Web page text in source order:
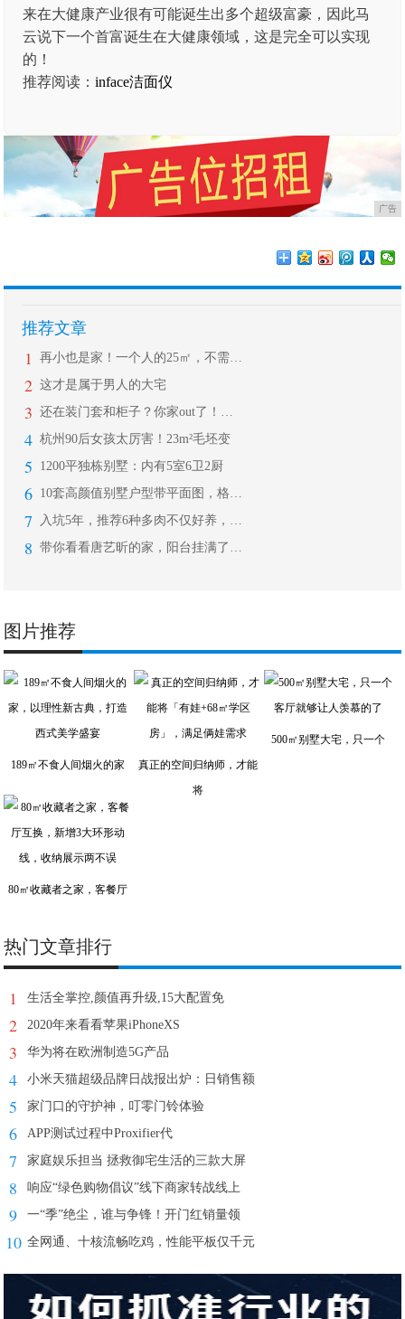
来在大健康产业很有可能诞生出多个超级富豪，因此马
云说下一个首富诞生在大健康领域，这是完全可以实现
的！
推荐阅读：inface洁面仪
广告
推荐文章
1 再小也是家！一个人的25㎡，不需要太
2 这才是属于男人的大宅
3 还在装门套和柜子？你家out了！现在
4 杭州90后女孩太厉害！23m²毛坯变
5 1200平独栋别墅：内有5室6卫2厨
6 10套高颜值别墅户型带平面图，格调典
7 入坑5年，推荐6种多肉不仅好养，还带
8 带你看看唐艺昕的家，阳台挂满了好多小
图片推荐
189㎡不食人间烟火的家
真正的空间归纳师，才能
将
500㎡别墅大宅，只一个
80㎡收藏者之家，客餐厅
热门文章排行
1 生活全掌控,颜值再升级,15大配置免
2 2020年来看看苹果iPhoneXS
3 华为将在欧洲制造5G产品
4 小米天猫超级品牌日战报出炉：日销售额
5 家门口的守护神，叮零门铃体验
6 APP测试过程中Proxifier代
7 家庭娱乐担当 拯救御宅生活的三款大屏
8 响应“绿色购物倡议”线下商家转战线上
9 一“季”绝尘，谁与争锋！开门红销量领
10 全网通、十核流畅吃鸡，性能平板仅千元